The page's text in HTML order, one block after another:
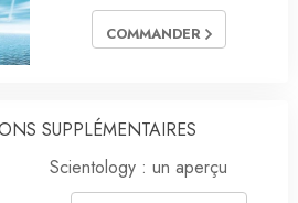
COMMANDER
SUPPLÉMENTAIRES
Scientology : un aperçu